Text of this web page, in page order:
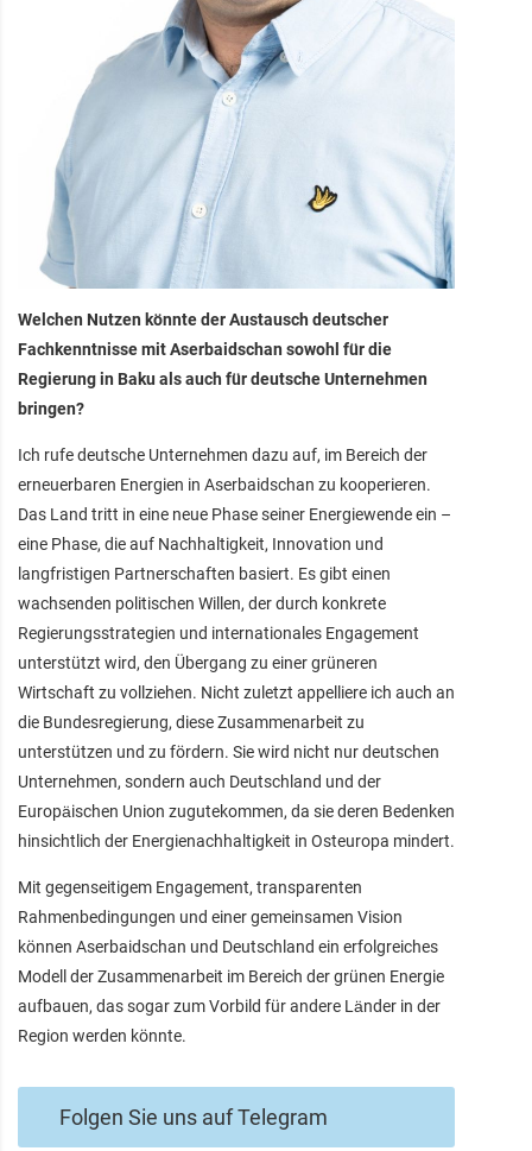
Welchen Nutzen könnte der Austausch deutscher
Fachkenntnisse mit Aserbaidschan sowohl für die
Regierung in Baku als auch für deutsche Unternehmen
bringen?
Ich rufe deutsche Unternehmen dazu auf, im Bereich der
erneuerbaren Energien in Aserbaidschan zu kooperieren.
Das Land tritt in eine neue Phase seiner Energiewende ein –
eine Phase, die auf Nachhaltigkeit, Innovation und
langfristigen Partnerschaften basiert. Es gibt einen
wachsenden politischen Willen, der durch konkrete
Regierungsstrategien und internationales Engagement
unterstützt wird, den Übergang zu einer grüneren
Wirtschaft zu vollziehen. Nicht zuletzt appelliere ich auch an
die Bundesregierung, diese Zusammenarbeit zu
unterstützen und zu fördern. Sie wird nicht nur deutschen
Unternehmen, sondern auch Deutschland und der
Europäischen Union zugutekommen, da sie deren Bedenken
hinsichtlich der Energienachhaltigkeit in Osteuropa mindert.
Mit gegenseitigem Engagement, transparenten
Rahmenbedingungen und einer gemeinsamen Vision
können Aserbaidschan und Deutschland ein erfolgreiches
Modell der Zusammenarbeit im Bereich der grünen Energie
aufbauen, das sogar zum Vorbild für andere Länder in der
Region werden könnte.
Folgen Sie uns auf Telegram